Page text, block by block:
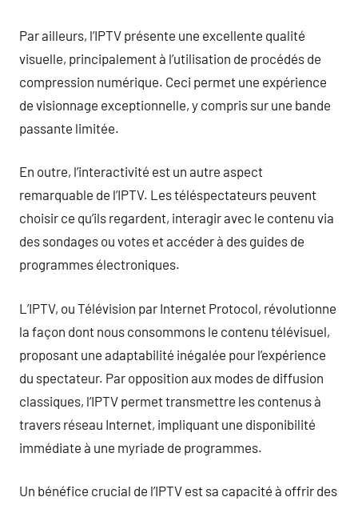
Par ailleurs, l’IPTV présente une excellente qualité
visuelle, principalement à l’utilisation de procédés de
compression numérique. Ceci permet une expérience
de visionnage exceptionnelle, y compris sur une bande
passante limitée.
En outre, l’interactivité est un autre aspect
remarquable de l’IPTV. Les téléspectateurs peuvent
choisir ce qu’ils regardent, interagir avec le contenu via
des sondages ou votes et accéder à des guides de
programmes électroniques.
L’IPTV, ou Télévision par Internet Protocol, révolutionne
la façon dont nous consommons le contenu télévisuel,
proposant une adaptabilité inégalée pour l’expérience
du spectateur. Par opposition aux modes de diffusion
classiques, l’IPTV permet transmettre les contenus à
travers réseau Internet, impliquant une disponibilité
immédiate à une myriade de programmes.
Un bénéfice crucial de l’IPTV est sa capacité à offrir des